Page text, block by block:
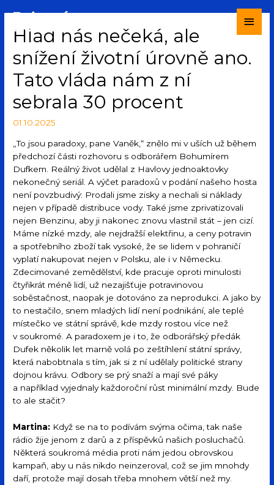
Hlad nás nečeká, ale
snížení životní úrovně ano.
Tato vláda nám z ní
sebrala 30 procent
01.10.2025
„To jsou paradoxy, pane Vaněk,“ znělo mi v uších už během
předchozí části rozhovoru s odborářem Bohumírem
Dufkem. Reálný život udělal z Havlovy jednoaktovky
nekonečný seriál. A výčet paradoxů v podání našeho hosta
není povzbudivý: Prodali jsme zisky a nechali si náklady
nejen v případě distribuce vody. Také jsme zprivatizovali
nejen Benzinu, aby ji nakonec znovu vlastnil stát – jen cizí.
Máme nízké mzdy, ale nejdražší elektřinu, a ceny potravin
a spotřebního zboží tak vysoké, že se lidem v pohraničí
vyplatí nakupovat nejen v Polsku, ale i v Německu.
Zdecimované zemědělství, kde pracuje oproti minulosti
čtyřikrát méně lidí, už nezajišťuje potravinovou
soběstačnost, naopak je dotováno za neprodukci. A jako by
to nestačilo, snem mladých lidí není podnikání, ale teplé
místečko ve státní správě, kde mzdy rostou více než
v soukromé. A paradoxem je i to, že odborářský předák
Dufek několik let marně volá po zeštíhlení státní správy,
která nabobtnala s tím, jak si z ní udělaly politické strany
dojnou krávu. Odbory se prý snaží a mají své páky
a například vyjednaly každoroční růst minimální mzdy. Bude
to ale stačit?
Martina: Když se na to podívám svýma očima, tak naše
rádio žije jenom z darů a z příspěvků našich posluchačů.
Některá soukromá média proti nám jedou obrovskou
kampaň, aby u nás nikdo neinzeroval, což se jim mnohdy
daří, protože mají dosah třeba mnohem větší než my.